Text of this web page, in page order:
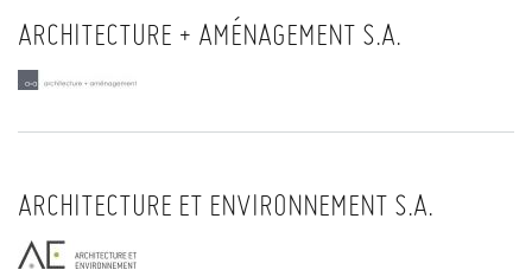
ARCHITECTURE + AMÉNAGEMENT S.A.
ARCHITECTURE ET ENVIRONNEMENT S.A.